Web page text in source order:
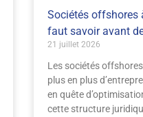
Sociétés offshores
faut savoir avant
21 juillet 2026
Les sociétés
plus en plus
en quête
cette structure